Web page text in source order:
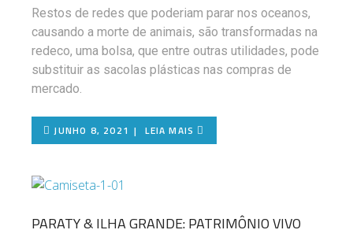
Restos de redes que poderiam parar nos oceanos,
causando a morte de animais, são transformadas na
redeco, uma bolsa, que entre outras utilidades, pode
substituir as sacolas plásticas nas compras de
mercado.
JUNHO 8, 2021 LEIA MAIS
PARATY & ILHA GRANDE: PATRIMÔNIO VIVO